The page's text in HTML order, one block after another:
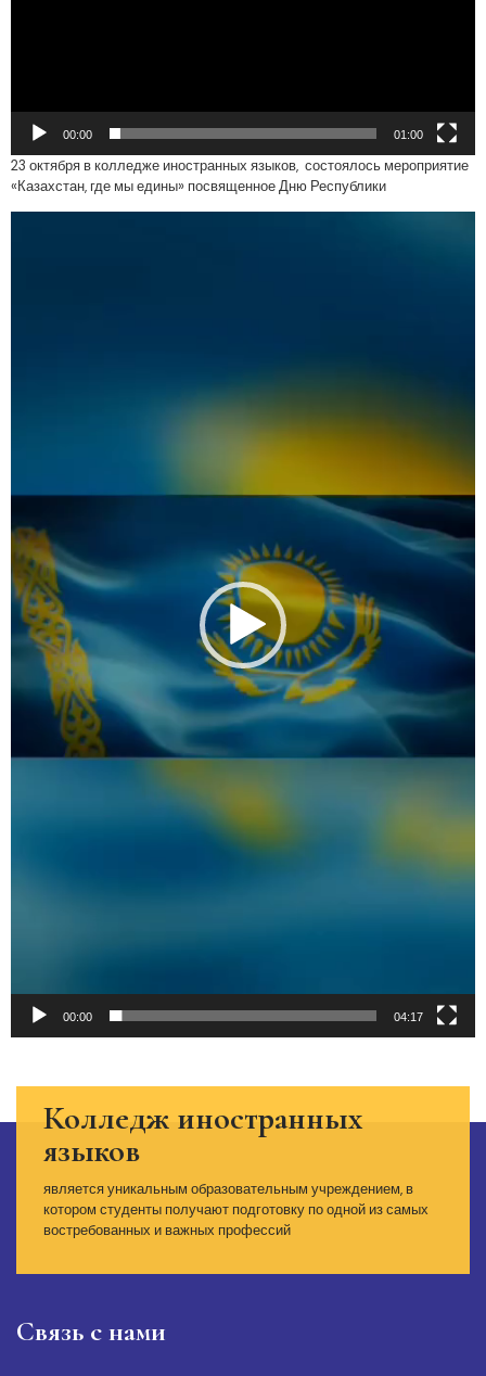
00:00 01:00
23 октября в колледже иностранных языков, состоялось мероприятие
«Казахстан, где мы едины» посвященное Дню Республики
00:00 04:17
Колледж иностранных
языков
является уникальным образовательным учреждением, в
котором студенты получают подготовку по одной из самых
востребованных и важных профессий
Связь с нами